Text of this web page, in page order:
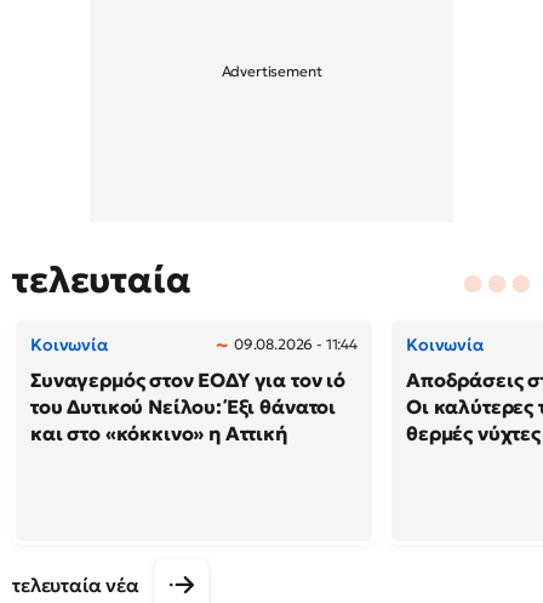
τελευταία
Κοινωνία 09.08.2026 - 11:44
Συναγερμός στον ΕΟΔΥ για τον ιό
του Δυτικού Νείλου: Έξι θάνατοι
και στο «κόκκινο» η Αττική
Κοινωνία
Αποδράσεις
Οι καλύτερες
θερμές
τελευταία νέα